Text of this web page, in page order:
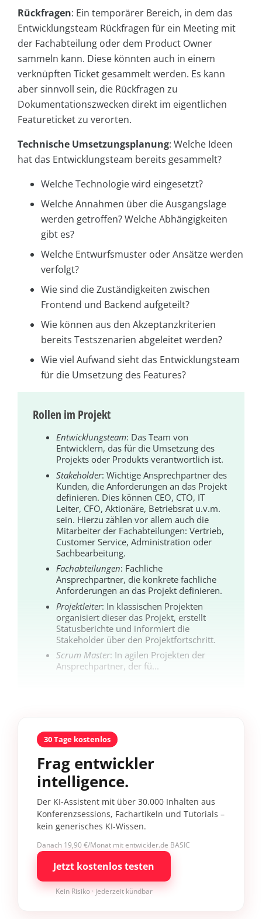
Rückfragen: Ein temporärer Bereich, in dem das
Entwicklungsteam Rückfragen für ein Meeting mit
der Fachabteilung oder dem Product Owner
sammeln kann. Diese könnten auch in einem
verknüpften Ticket gesammelt werden. Es kann
aber sinnvoll sein, die Rückfragen zu
Dokumentationszwecken direkt im eigentlichen
Featureticket zu verorten.
Technische Umsetzungsplanung: Welche Ideen
hat das Entwicklungsteam bereits gesammelt?
Welche Technologie wird eingesetzt?
Welche Annahmen über die Ausgangslage
werden getroffen? Welche Abhängigkeiten
gibt es?
Welche Entwurfsmuster oder Ansätze werden
verfolgt?
Wie sind die Zuständigkeiten zwischen
Frontend und Backend aufgeteilt?
Wie können aus den Akzeptanzkriterien
bereits Testszenarien abgeleitet werden?
Wie viel Aufwand sieht das Entwicklungsteam
für die Umsetzung des Features?
Rollen im Projekt
Entwicklungsteam: Das Team von
Entwicklern, das für die Umsetzung des
Projekts oder Produkts verantwortlich ist.
Stakeholder: Wichtige Ansprechpartner des
Kunden, die Anforderungen an das Projekt
definieren. Dies können CEO, CTO, IT
Leiter, CFO, Aktionäre, Betriebsrat u.v.m.
sein. Hierzu zählen vor allem auch die
Mitarbeiter der Fachabteilungen: Vertrieb,
Customer Service, Administration oder
Sachbearbeitung.
Fachabteilungen: Fachliche
Ansprechpartner, die konkrete fachliche
Anforderungen an das Projekt definieren.
Projektleiter: In klassischen Projekten
organisiert dieser das Projekt, erstellt
Statusberichte und informiert die
Stakeholder über den Projektfortschritt.
Scrum Master: In agilen Projekten der
Ansprechpartner, der fü...
30 Tage kostenlos
Frag entwickler
intelligence.
Der KI-Assistent mit über 30.000 Inhalten aus
Konferenzsessions, Fachartikeln und Tutorials –
kein generisches KI-Wissen.
Danach 19,90 €/Monat mit entwickler.de BASIC
Jetzt kostenlos testen
Kein Risiko · jederzeit kündbar